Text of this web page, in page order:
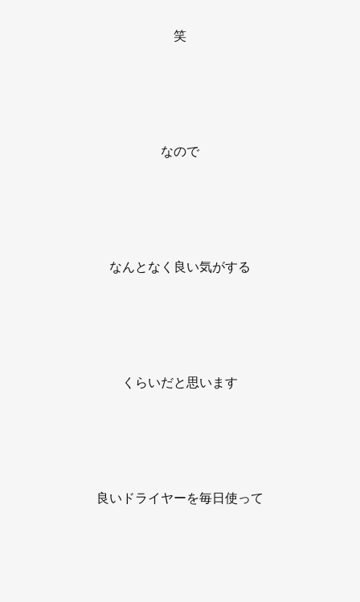
笑
なので
なんとなく良い気がする
くらいだと思います
良いドライヤーを毎日使って